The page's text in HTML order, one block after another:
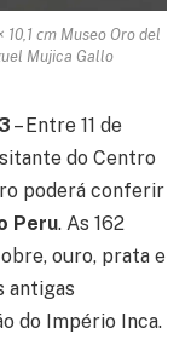
10,1 ст Museo Oro del
Mujica Gallo
– Entre 11 de
do Centro
poderá conferir
Peru. As 162
ouro, prata e
antigas
do Império Inca.